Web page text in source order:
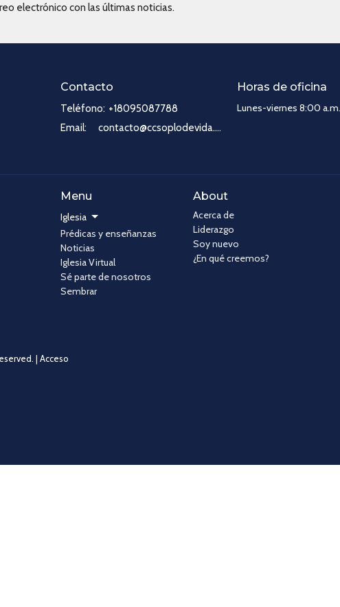
electrónico con las últimas noticias.
Contacto
Teléfono: +18095087788
Email: contacto@ccsoplodevida.com
Horas de oficina
Lunes-viernes 8:00
Menu
Iglesia
Prédicas y enseñanzas
Noticias
Iglesia Virtual
Sé parte de nosotros
Sembrar
About
Acerca de
Liderazgo
Soy nuevo
¿En qué creemos?
| Acceso